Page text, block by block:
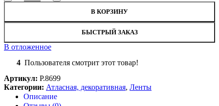
В КОРЗИНУ
БЫСТРЫЙ ЗАКАЗ
В отложенное
4 Пользователя смотрит этот товар!
Артикул: Р.8699
Категории: Атласная, декоративная, Ленты
Описание